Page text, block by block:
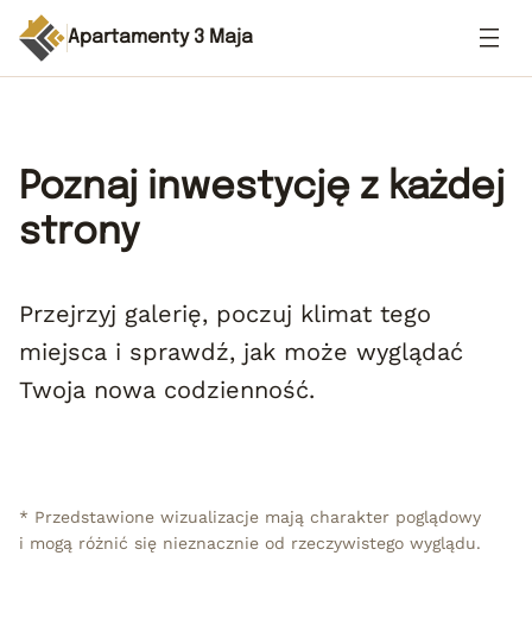
Apartamenty 3 Maja
Poznaj inwestycję z każdej
strony
Przejrzyj galerię, poczuj klimat tego
miejsca i sprawdź, jak może wyglądać
Twoja nowa codzienność.
* Przedstawione wizualizacje mają charakter poglądowy
i mogą różnić się nieznacznie od rzeczywistego wyglądu.